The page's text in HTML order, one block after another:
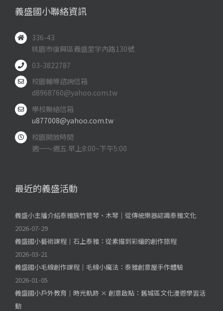
義盛國小聯絡資訊
336-43
桃園市復興區義盛里宇內路130號
03-3822787
校園輔導諮詢信箱
d8968760@yahoo.com.tw
學校聯絡信箱
u877008@yahoo.com.tw
校園開放時間
週一～週五 早上8:00~下午5:00
最近的義盛活動
義盛小主播介紹泰雅族竹管琴、木琴｜從傳統樂器認識泰雅文化
2026-07-29
義盛國小藝術課程｜石上泰雅：從素描到彩繪的創作旅程
2026-03-21
義盛國小毛線創作課程｜毛線小魔法：泰雅創意屋手作體驗
2026-01-05
義盛國小戶外教育｜時光軌跡 × 創意啟點：舊城區文化漫遊學習活
動